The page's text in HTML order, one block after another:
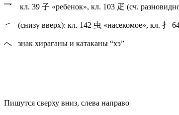
乛 кл. 39 子 «ребенок», кл. 103 疋 (сч.
㇀ (снизу вверх): кл. 142 虫 «насекомое», кл. 扌
へ знак хираганы и катаканы “хэ”
Пишутся сверху вниз, слева направо